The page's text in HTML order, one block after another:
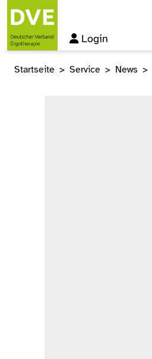
Login
Startseite Service News